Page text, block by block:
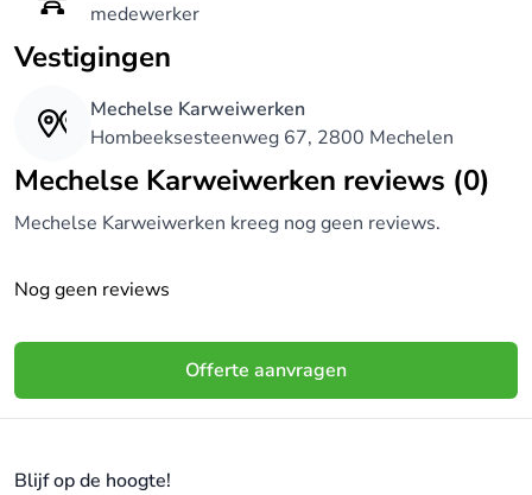
medewerker
Vestigingen
Mechelse Karweiwerken
Hombeeksesteenweg 67, 2800 Mechelen
Mechelse Karweiwerken reviews (0)
Mechelse Karweiwerken kreeg nog geen reviews.
Nog geen reviews
Offerte aanvragen
Blijf op de hoogte!